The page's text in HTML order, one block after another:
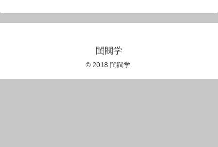
閨閥学
© 2018 閨閥学.